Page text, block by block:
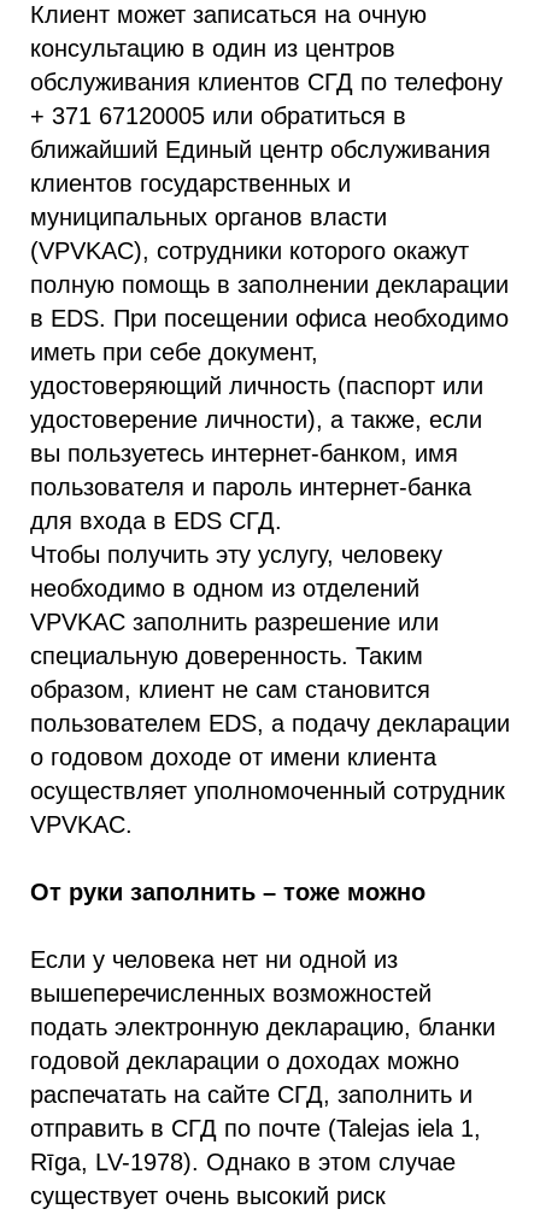
Клиент может записаться на очную
консультацию в один из центров
обслуживания клиентов СГД по телефону
+ 371 67120005 или обратиться в
ближайший Единый центр обслуживания
клиентов государственных и
муниципальных органов власти
(VPVKAC), сотрудники которого окажут
полную помощь в заполнении декларации
в EDS. При посещении офиса необходимо
иметь при себе документ,
удостоверяющий личность (паспорт или
удостоверение личности), а также, если
вы пользуетесь интернет-банком, имя
пользователя и пароль интернет-банка
для входа в EDS СГД.
Чтобы получить эту услугу, человеку
необходимо в одном из отделений
VPVKAC заполнить разрешение или
специальную доверенность. Таким
образом, клиент не сам становится
пользователем EDS, а подачу декларации
о годовом доходе от имени клиента
осуществляет уполномоченный сотрудник
VPVKAC.
От руки заполнить – тоже можно
Если у человека нет ни одной из
вышеперечисленных возможностей
подать электронную декларацию, бланки
годовой декларации о доходах можно
распечатать на сайте СГД, заполнить и
отправить в СГД по почте (Talejas iela 1,
Rīga, LV-1978). Однако в этом случае
существует очень высокий риск